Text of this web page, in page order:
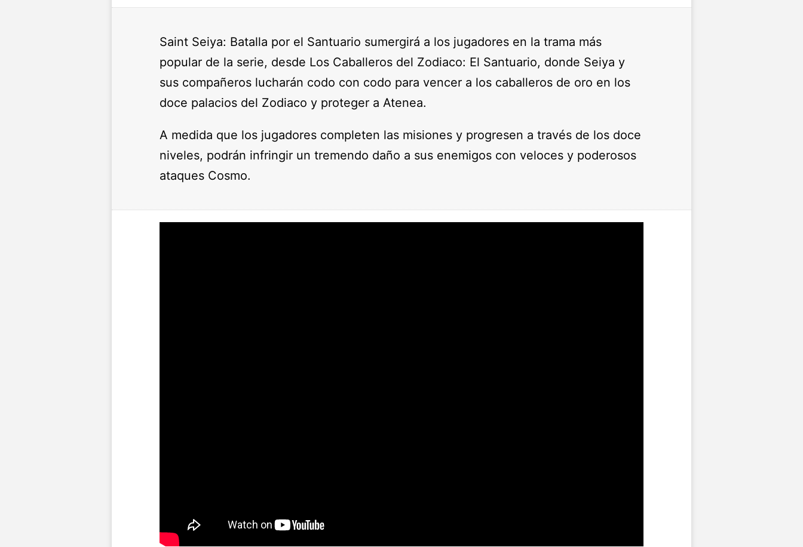
Saint Seiya: Batalla por el Santuario sumergirá a los jugadores en la trama más
popular de la serie, desde Los Caballeros del Zodiaco: El Santuario, donde Seiya y
sus compañeros lucharán codo con codo para vencer a los caballeros de oro en los
doce palacios del Zodiaco y proteger a Atenea.
A medida que los jugadores completen las misiones y progresen a través de los doce
niveles, podrán infringir un tremendo daño a sus enemigos con veloces y poderosos
ataques Cosmo.